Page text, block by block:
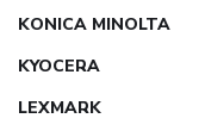
KONICA MINOLTA
KYOCERA
LEXMARK